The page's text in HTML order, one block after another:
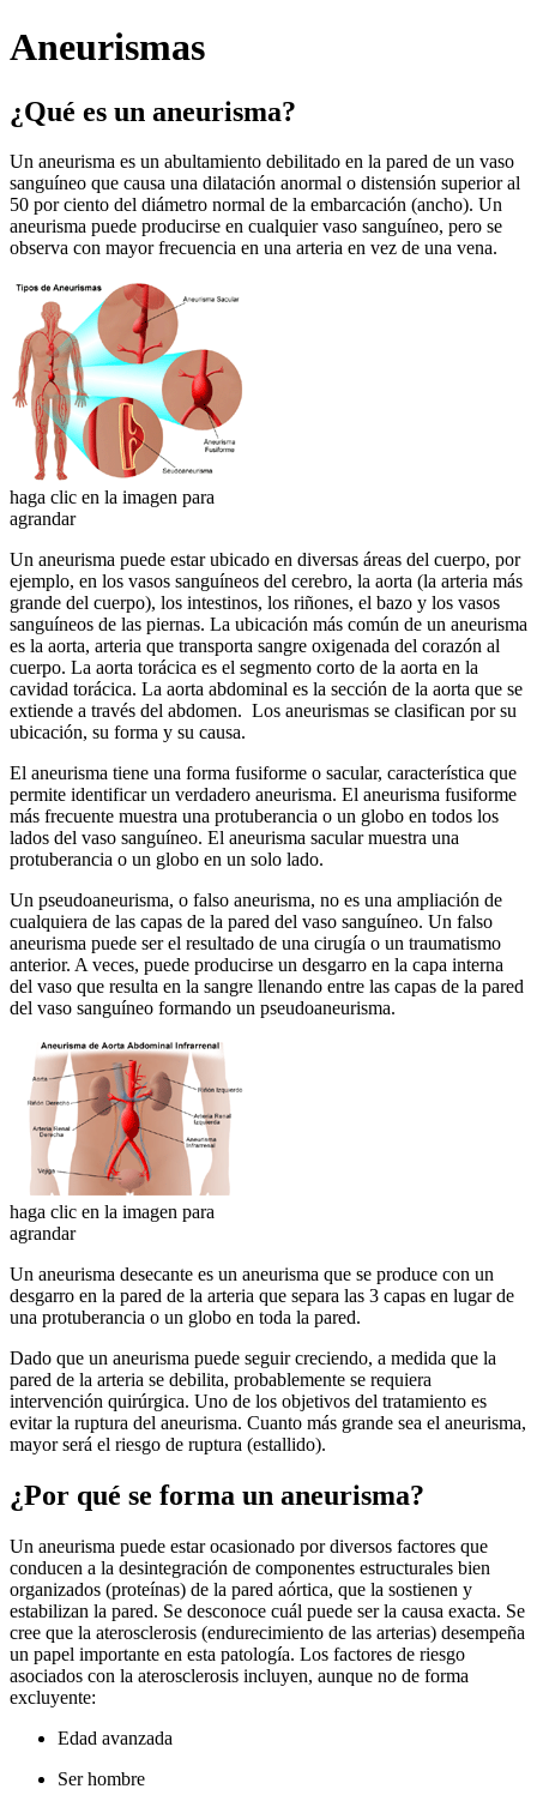
Aneurismas
¿Qué es un aneurisma?
Un aneurisma es un abultamiento debilitado en la pared de un vaso
sanguíneo que causa una dilatación anormal o distensión superior al
50 por ciento del diámetro normal de la embarcación (ancho). Un
aneurisma puede producirse en cualquier vaso sanguíneo, pero se
observa con mayor frecuencia en una arteria en vez de una vena.
haga clic en la imagen para
agrandar
Un aneurisma puede estar ubicado en diversas áreas del cuerpo, por
ejemplo, en los vasos sanguíneos del cerebro, la aorta (la arteria más
grande del cuerpo), los intestinos, los riñones, el bazo y los vasos
sanguíneos de las piernas. La ubicación más común de un aneurisma
es la aorta, arteria que transporta sangre oxigenada del corazón al
cuerpo. La aorta torácica es el segmento corto de la aorta en la
cavidad torácica. La aorta abdominal es la sección de la aorta que se
extiende a través del abdomen. Los aneurismas se clasifican por su
ubicación, su forma y su causa.
El aneurisma tiene una forma fusiforme o sacular, característica que
permite identificar un verdadero aneurisma. El aneurisma fusiforme
más frecuente muestra una protuberancia o un globo en todos los
lados del vaso sanguíneo. El aneurisma sacular muestra una
protuberancia o un globo en un solo lado.
Un pseudoaneurisma, o falso aneurisma, no es una ampliación de
cualquiera de las capas de la pared del vaso sanguíneo. Un falso
aneurisma puede ser el resultado de una cirugía o un traumatismo
anterior. A veces, puede producirse un desgarro en la capa interna
del vaso que resulta en la sangre llenando entre las capas de la pared
del vaso sanguíneo formando un pseudoaneurisma.
haga clic en la imagen para
agrandar
Un aneurisma desecante es un aneurisma que se produce con un
desgarro en la pared de la arteria que separa las 3 capas en lugar de
una protuberancia o un globo en toda la pared.
Dado que un aneurisma puede seguir creciendo, a medida que la
pared de la arteria se debilita, probablemente se requiera
intervención quirúrgica. Uno de los objetivos del tratamiento es
evitar la ruptura del aneurisma. Cuanto más grande sea el aneurisma,
mayor será el riesgo de ruptura (estallido).
¿Por qué se forma un aneurisma?
Un aneurisma puede estar ocasionado por diversos factores que
conducen a la desintegración de componentes estructurales bien
organizados (proteínas) de la pared aórtica, que la sostienen y
estabilizan la pared. Se desconoce cuál puede ser la causa exacta. Se
cree que la aterosclerosis (endurecimiento de las arterias) desempeña
un papel importante en esta patología. Los factores de riesgo
asociados con la aterosclerosis incluyen, aunque no de forma
excluyente:
Edad avanzada
Ser hombre